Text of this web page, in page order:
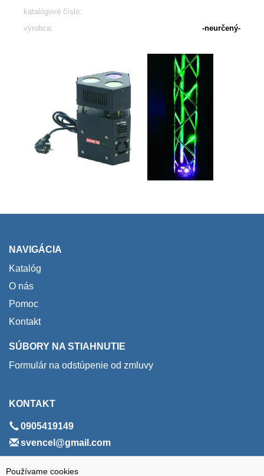
Používame cookies
katalógové číslo:
výrobca:
-neurčený-
NAVIGÁCIA
Katalóg
O nás
Pomoc
Kontakt
SÚBORY NA STIAHNUTIE
Formulár na odstúpenie od zmluvy
KONTAKT
0905419149
svencel@gmail.com
ADRESA